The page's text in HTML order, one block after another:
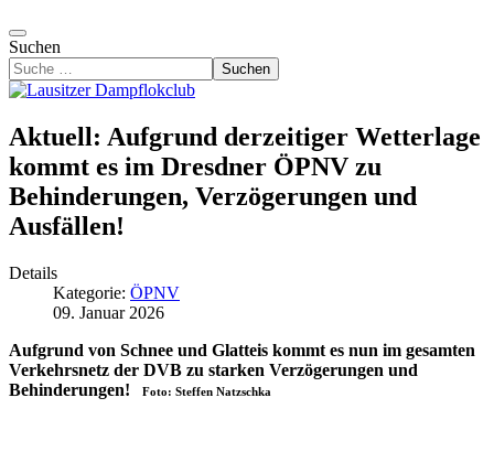
Suchen
Suchen
Aktuell: Aufgrund derzeitiger Wetterlage
kommt es im Dresdner ÖPNV zu
Behinderungen, Verzögerungen und
Ausfällen!
Details
Kategorie: ÖPNV
09. Januar 2026
Aufgrund von Schnee und Glatteis kommt es nun im gesamten
Verkehrsnetz der DVB zu starken Verzögerungen und
Behinderungen!
Foto: Steffen Natzschka